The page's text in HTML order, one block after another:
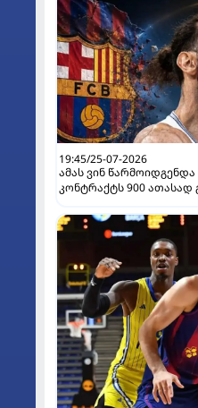
19:45/25-07-2026
ამას ვინ
კონტრაქტს 900 ათასად